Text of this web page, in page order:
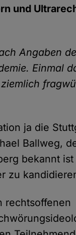
und
Angaben
Einmal
ja die
Ballweg,
bekannt ist
zu
rechtsoffenen